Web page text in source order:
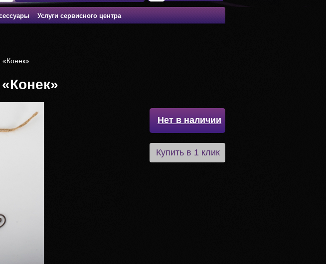
Услуги сервисного центра
«Конек»
Нет в наличии
Купить в 1 клик